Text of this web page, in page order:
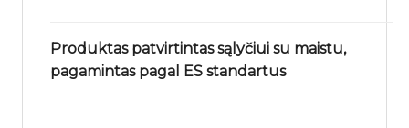
Produktas patvirtintas sąlyčiui su maistu,
pagamintas pagal ES standartus